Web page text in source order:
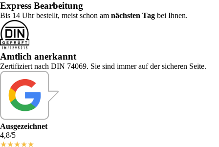
Express Bearbeitung
Bis 14 Uhr bestellt, meist schon am nächsten Tag bei Ihnen.
Amtlich anerkannt
Zertifiziert nach DIN 74069. Sie sind immer auf der sicheren Seite.
Ausgezeichnet
4,8/5
★★★★★